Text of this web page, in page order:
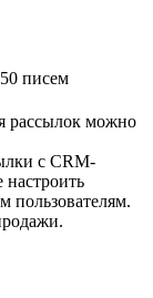
писем
рассылок можно
с CRM-
настроить
пользователям.